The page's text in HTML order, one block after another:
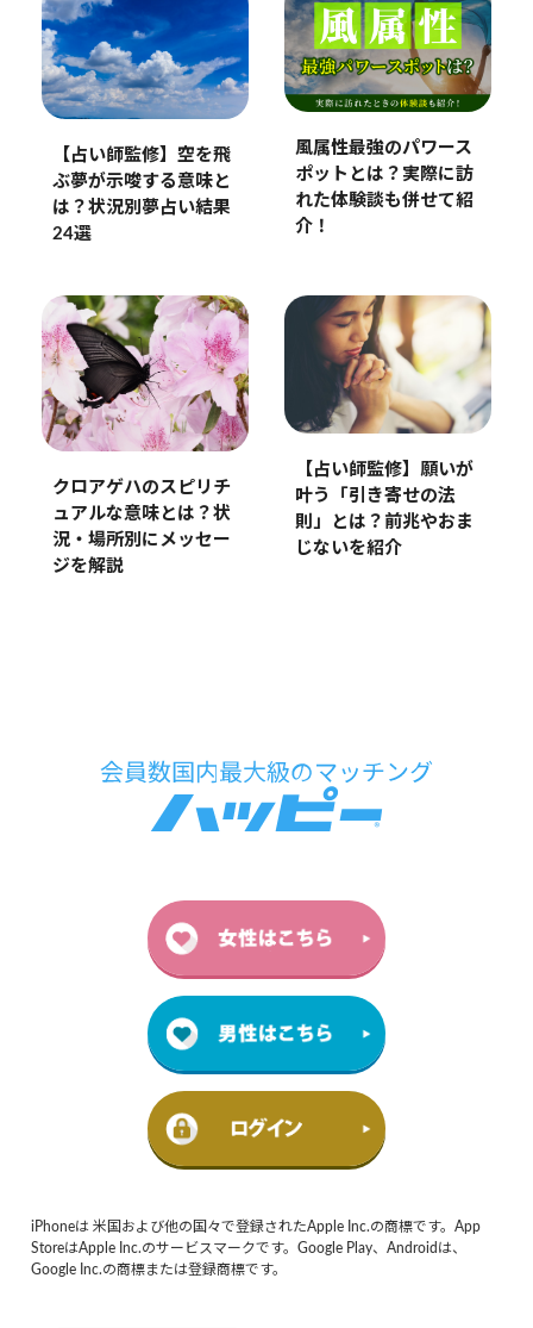
【占い師監修】空を飛
ぶ夢が示唆する意味と
は？状況別夢占い結果
24選
風属性最強のパワース
ポットとは？実際に訪
れた体験談も併せて紹
介！
クロアゲハのスピリチ
ュアルな意味とは？状
況・場所別にメッセー
ジを解説
【占い師監修】願いが
叶う「引き寄せの法
則」とは？前兆やおま
じないを紹介
iPhoneは 米国および他の国々で登録されたApple Inc.の商標です。App
StoreはApple Inc.のサービスマークです。Google Play、Androidは、
Google Inc.の商標または登録商標です。